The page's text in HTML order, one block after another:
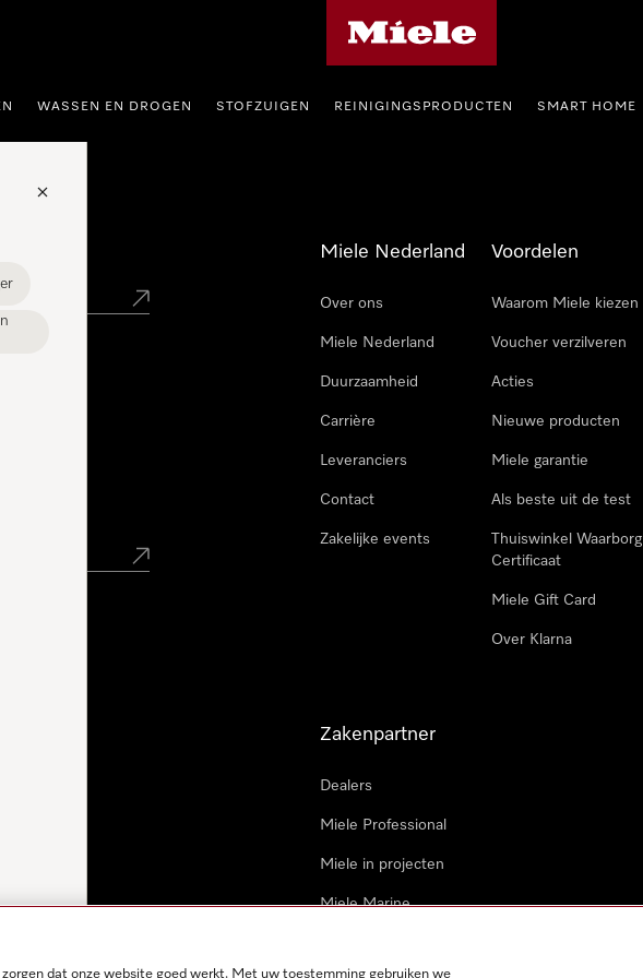
WASSEN EN DROGEN STOFZUIGEN REINIGINGSPRODUCTEN SMART HOME
Miele Nederland
Over ons
Miele Nederland
Duurzaamheid
Carrière
Leveranciers
Contact
Zakelijke events
Voordelen
Waarom Miele kiezen
Voucher verzilveren
Acties
Nieuwe producten
Miele garantie
Als beste uit de test
Thuiswinkel Waarborg
Certificaat
Miele Gift Card
Over Klarna
Zakenpartner
Dealers
Miele Professional
Miele in projecten
Miele Marine
dat onze website goed werkt. Met uw toestemming gebruiken we